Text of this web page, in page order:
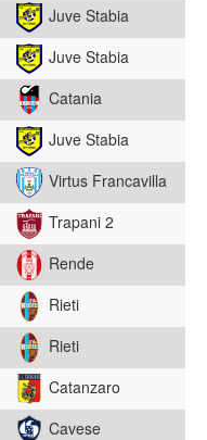
Juve Stabia
Juve Stabia
Catania
Juve Stabia
Virtus Francavilla
Trapani 2
Rende
Rieti
Rieti
Catanzaro
Cavese